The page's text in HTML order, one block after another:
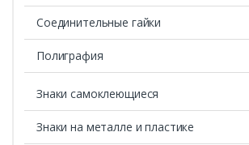
Соединительные гайки
Полиграфия
Знаки самоклеющиеся
Знаки на металле и пластике